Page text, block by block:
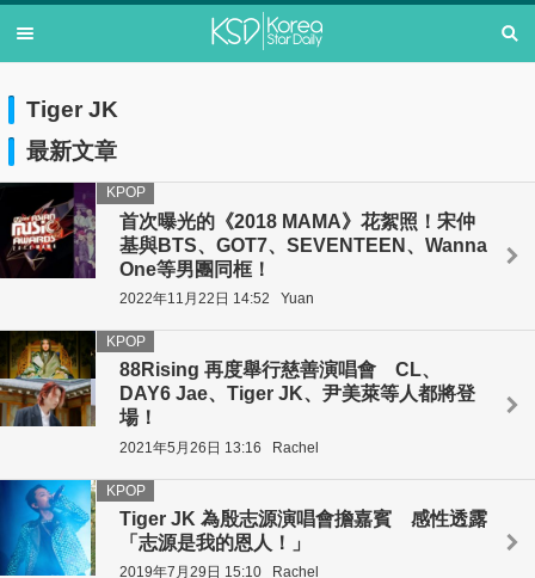
Tiger JK
最新文章
首次曝光的《2018 MAMA》花絮照！宋仲
基與BTS、GOT7、SEVENTEEN、Wanna
One等男團同框！
KPOP
2022年11月22日 14:52 Yuan
88Rising 再度舉行慈善演唱會 CL、
DAY6 Jae、Tiger JK、尹美萊等人都將登
場！
KPOP
2021年5月26日 13:16 Rachel
Tiger JK 為殷志源演唱會擔嘉賓 感性透露
「志源是我的恩人！」
KPOP
2019年7月29日 15:10 Rachel